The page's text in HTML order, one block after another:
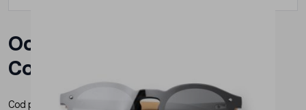
Ochelari de Soare Roly
Colton
Cod produs: SG1466S129 Producator:Roly